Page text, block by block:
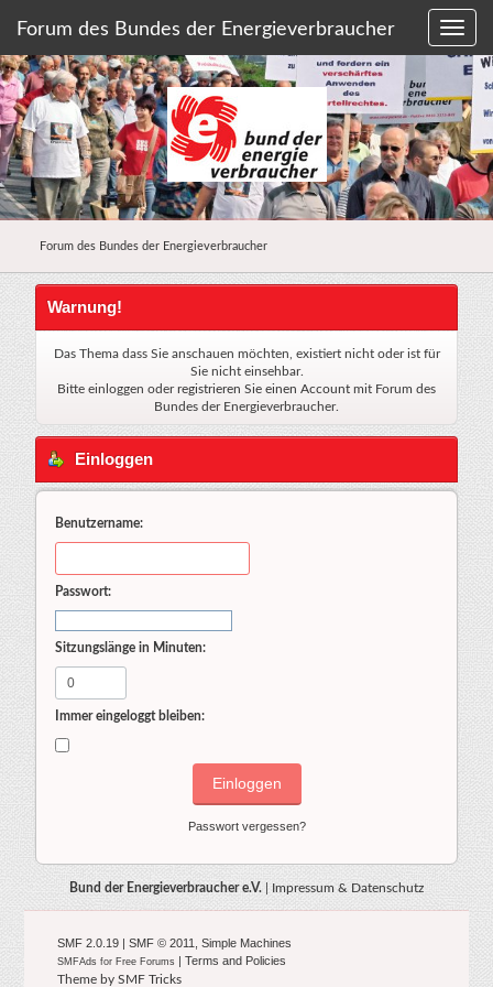
Forum des Bundes der Energieverbraucher
Forum des Bundes der Energieverbraucher
Warnung!
Das Thema dass Sie anschauen möchten, existiert nicht oder ist für
Sie nicht einsehbar.
Bitte einloggen oderregistrieren Sie einen Account mit Forum des
Bundes der Energieverbraucher.
Einloggen
Benutzername:
Passwort:
Sitzungslänge in Minuten:
Immer eingeloggt bleiben:
Passwort vergessen?
Bund der Energieverbraucher e.V. Impressum & Datenschutz
SMF 2.0.19| SMF © 2011 Simple Machines
SMFAds for Free Forums | Terms and Policies
Theme by SMF Tricks